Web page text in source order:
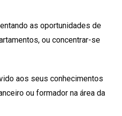
as oportunidades de
ou concentrar-se
aos seus conhecimentos
ou formador na área da